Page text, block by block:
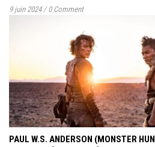
9 juin 2024 / 0 Comment
PAUL W.S. ANDERSON (MONSTER